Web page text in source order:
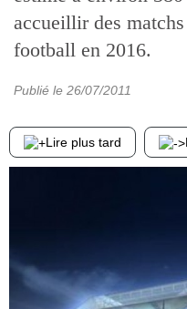
accueillir des
football en 2016.
Publié le 26/07/2011
Lire plus tard